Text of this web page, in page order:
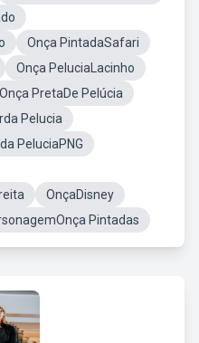
Onça PintadaSafari
Onça PeluciaLacinho
Onça PretaDe Pelúcia
Pelucia
PeluciaPNG
OnçaDisney
Pintadas